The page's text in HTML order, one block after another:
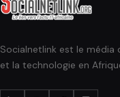
Socialnetlink est le média
et la technologie en